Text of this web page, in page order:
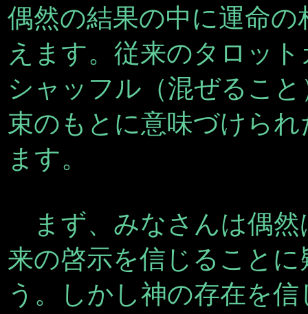
偶然の結果の中に運命
えます。従来のタロッ
シャッフル（混ぜるこ
束のもとに意味づけら
ます。
まず、みなさんは偶然
来の啓示を信じること
う。しかし神の存在を